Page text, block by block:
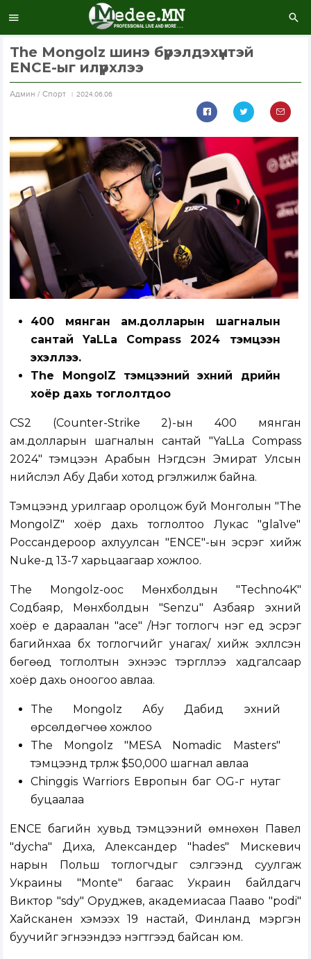
The Mongolz шинэ бүрэлдэхүүнтэй
ENCE-ыг илүүрхлээ
Aдмин / Спорт 2024.06.06
400 мянган ам.долларын шагналын
сантай YaLLa Compass 2024 тэмцээн
эхэллээ.
The MongolZ тэмцээний эхний өдрийн
хоёр дахь тоглолтдоо
CS2 (Counter-Strike 2)-ын 400 мянган
ам.долларын шагналын сантай "YaLLa Compass
2024" тэмцээн Арабын Нэгдсэн Эмират Улсын
нийслэл Абу Даби хотод үргэлжилж байна.
Тэмцээнд урилгаар оролцож буй Монголын "The
MongolZ" хоёр дахь тоглолтоо Лукас "gla1ve"
Россандероор ахлуулсан "ENCE"-ын эсрэг хийж
Nuke-д 13-7 харьцаагаар хожлоо.
The Mongolz-оос Мөнхболдын "Techno4K"
Содбаяр, Мөнхболдын "Senzu" Азбаяр эхний
хоёр үе дараалан "ace" /Нэг тоглогч нэг үед эсрэг
багийнхаа бүх тоглогчийг унагах/ хийж эхлүүлсэн
бөгөөд тоглолтын эхнээс тэргүүллээ хадгалсаар
хоёр дахь оноогоо авлаа.
The Mongolz Абу Дабид эхний
өрсөлдөгчөө хожлоо
The Mongolz "MESA Nomadic Masters"
тэмцээнд түрүүлж $50,000 шагнал авлаа
Chinggis Warriors Европын баг OG-г нутаг
буцаалаа
ENCE багийн хувьд тэмцээний өмнөхөн Павел
"dycha" Диха, Александер "hades" Мискевич
нарын Польш тоглогчдыг сэлгээнд суулгаж
Украины "Monte" багаас Украин байлдагч
Виктор "sdy" Оруджев, академиасаа Пааво "podi"
Хайсканен хэмээх 19 настай, Финланд мэргэн
буучийг эгнээндээ нэгтгээд байсан юм.